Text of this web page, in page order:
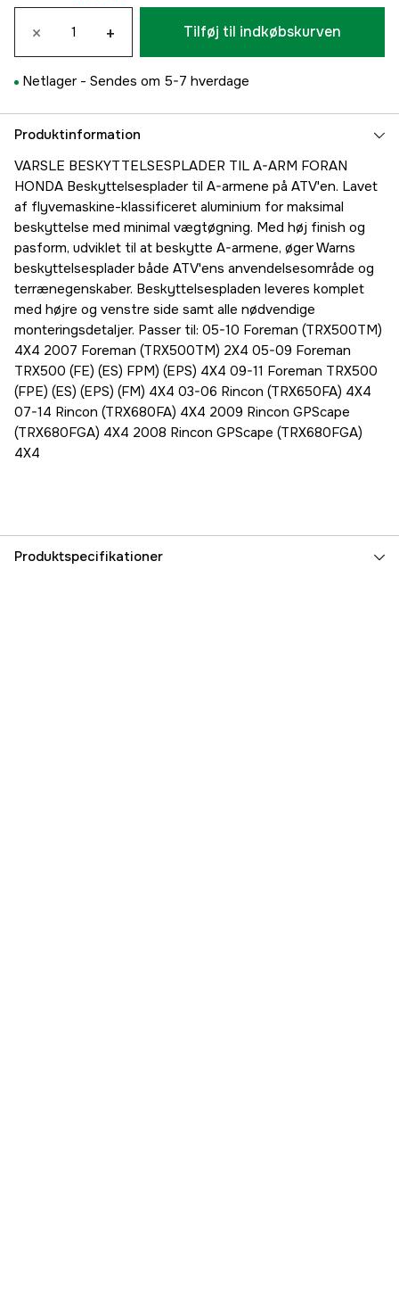
× + Tilføj til indkøbskurven
Netlager - Sendes om 5-7 hverdage
Produktinformation
VARSLE BESKYTTELSESPLADER TIL A-ARM FORAN
HONDA Beskyttelsesplader til A-armene på ATV'en. Lavet
af flyvemaskine-klassificeret aluminium for maksimal
beskyttelse med minimal vægtøgning. Med høj finish og
pasform, udviklet til at beskytte A-armene, øger Warns
beskyttelsesplader både ATV'ens anvendelsesområde og
terrænegenskaber. Beskyttelsespladen leveres komplet
med højre og venstre side samt alle nødvendige
monteringsdetaljer. Passer til: 05-10 Foreman (TRX500TM)
4X4 2007 Foreman (TRX500TM) 2X4 05-09 Foreman
TRX500 (FE) (ES) FPM) (EPS) 4X4 09-11 Foreman TRX500
(FPE) (ES) (EPS) (FM) 4X4 03-06 Rincon (TRX650FA) 4X4
07-14 Rincon (TRX680FA) 4X4 2009 Rincon GPScape
(TRX680FGA) 4X4 2008 Rincon GPScape (TRX680FGA)
4X4
Produktspecifikationer